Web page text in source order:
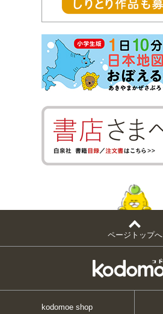
ページトップへ
kodomoe shop